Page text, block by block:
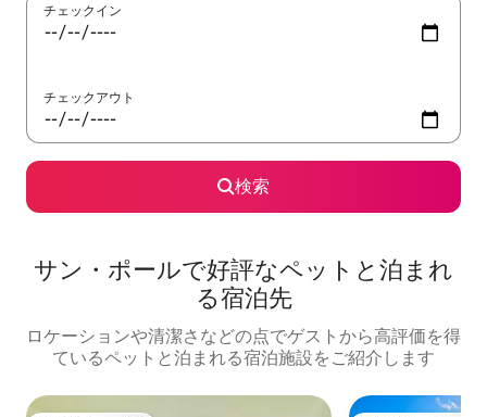
チェックイン
チェックアウト
検索
サン・ポールで好評なペットと泊まれ
る宿泊先
ロケーションや清潔さなどの点でゲストから高評価を得
ているペットと泊まれる宿泊施設をご紹介します